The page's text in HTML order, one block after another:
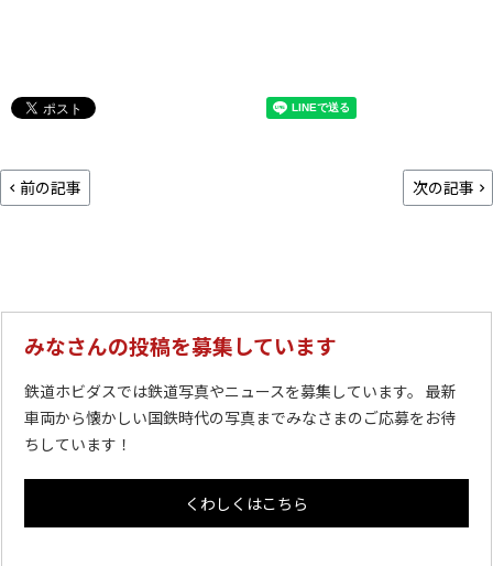
前の記事 次の記事
みなさんの投稿を募集しています
鉄道ホビダスでは鉄道写真やニュースを募集しています。 最新
車両から懐かしい国鉄時代の写真までみなさまのご応募をお待
ちしています！
くわしくはこちら